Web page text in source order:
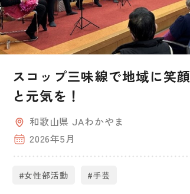
スコップ三味線で地域に笑顔
と元気を！
和歌山県 JAわかやま
2026年5月
#女性部活動 #手芸